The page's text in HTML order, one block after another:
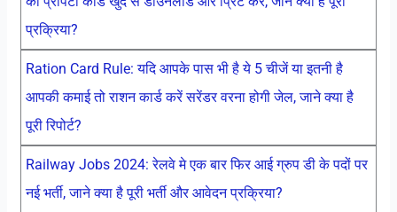
प्रक्रिया?
Ration Card Rule: यदि आपके पास भी है ये 5 चीजें या इतनी है
आपकी कमाई तो राशन कार्ड करें सरेंडर वरना होगी जेल, जाने क्या है
पूरी रिपोर्ट?
Railway Jobs 2024: रेलवे मे एक बार फिर आई ग्रुप डी के पदों पर
नई भर्ती, जाने क्या है पूरी भर्ती और आवेदन प्रक्रिया?